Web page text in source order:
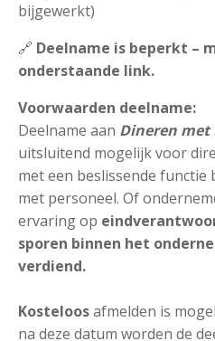
bijgewerkt)
🔗 Deelname is beperkt –
onderstaande link.
Voorwaarden deelname:
Deelname aan Dineren met
uitsluitend mogelijk voor
met een beslissende
met personeel. Of
ervaring op
sporen binnen het
verdiend.
Kosteloosafmelden is
na deze datum worden de